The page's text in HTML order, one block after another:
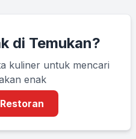
di Temukan?
kuliner untuk mencari
enak